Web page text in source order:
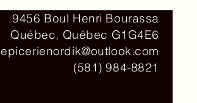
9456 Boul Henri Bourassa
Québec, Québec G1G4E6
epicerienordik@outlook.com
(581) 984-8821